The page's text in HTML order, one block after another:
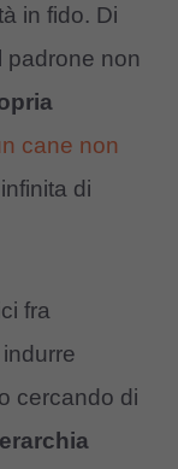
in fido. Di
padrone non
cane non
di
fra
cercando di